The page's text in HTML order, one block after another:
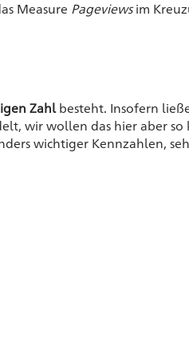
Measure Pageviewsim
Zahlbesteht. Insofern
wir wollen das hier aber so
wichtiger Kennzahlen,